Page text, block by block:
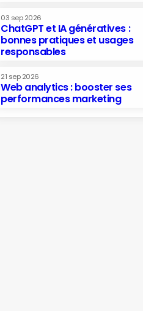
03 sep 2026
ChatGPT et IA génératives :
bonnes pratiques et usages
responsables
21 sep 2026
Web analytics : booster ses
performances marketing